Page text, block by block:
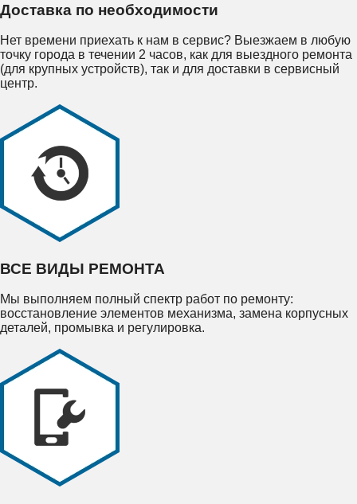
Доставка по необходимости
Нет времени приехать к нам в сервис? Выезжаем в любую
точку города в течении 2 часов, как для выездного ремонта
(для крупных устройств), так и для доставки в сервисный
центр.
ВСЕ ВИДЫ РЕМОНТА
Мы выполняем полный спектр работ по ремонту:
восстановление элементов механизма, замена корпусных
деталей, промывка и регулировка.